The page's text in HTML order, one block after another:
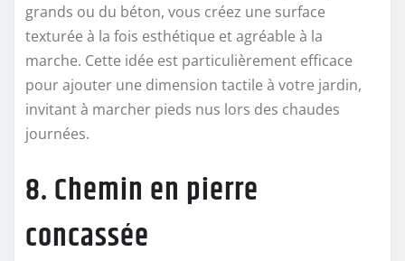
grands ou du béton, vous créez une surface
texturée à la fois esthétique et agréable à la
marche. Cette idée est particulièrement efficace
pour ajouter une dimension tactile à votre jardin,
invitant à marcher pieds nus lors des chaudes
journées.
8. Chemin en pierre
concassée